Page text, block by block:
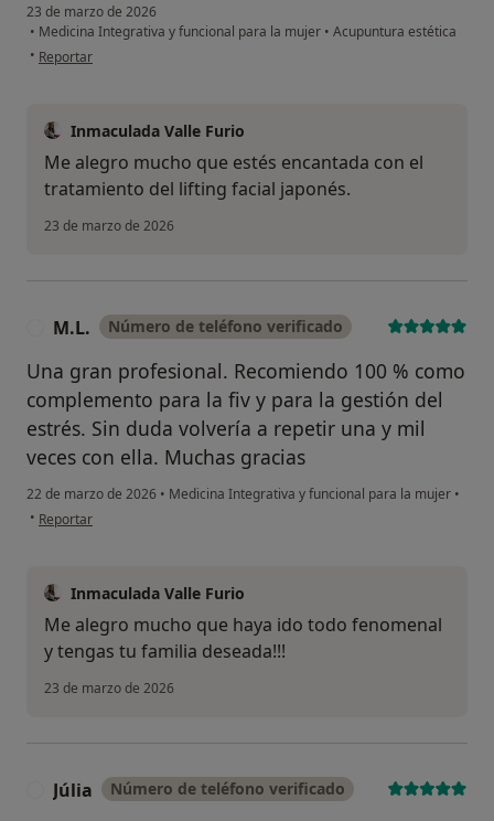
23 de marzo de 2026
• Medicina Integrativa y funcional para la mujer • Acupuntura estética
• en opinión del usuario Maribel
Reportar
Inmaculada Valle Furio
Me alegro mucho que estés encantada con el
tratamiento del lifting facial japonés.
23 de marzo de 2026
M.L. Número de teléfono verificado
Una gran profesional. Recomiendo 100 % como
complemento para la fiv y para la gestión del
estrés. Sin duda volvería a repetir una y mil
veces con ella. Muchas gracias
22 de marzo de 2026 • Medicina Integrativa y funcional para la mujer •
• en opinión del usuario M.L.
Reportar
Inmaculada Valle Furio
Me alegro mucho que haya ido todo fenomenal
y tengas tu familia deseada!!!
23 de marzo de 2026
Júlia Número de teléfono verificado